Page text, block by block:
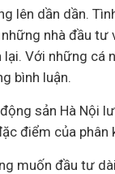
lên dần dần.
nhà đầu tư
lại. Với những cá
bình luận.
sản Hà Nội
điểm của phân
muốn đầu tư